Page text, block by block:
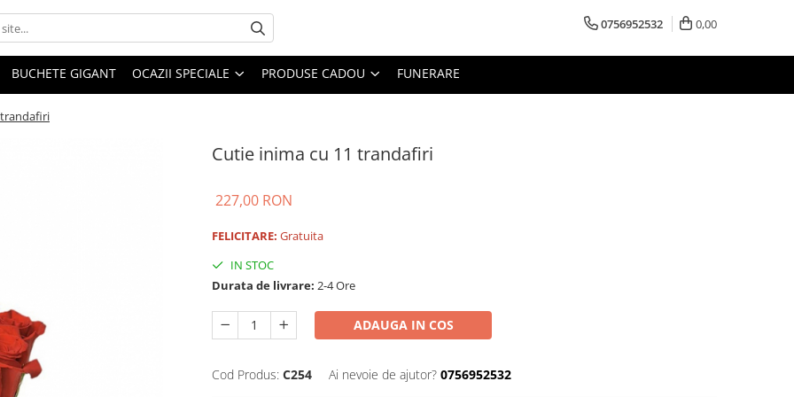
0756952532 0,00
BUCHETE GIGANT OCAZII SPECIALE PRODUSE CADOU FUNERARE
Cutie inima cu 11 trandafiri
227,00 RON
FELICITARE: Gratuita
IN STOC
Durata de livrare: 2-4 Ore
ADAUGA IN COS
Cod Produs: C254 Ai nevoie de ajutor? 0756952532